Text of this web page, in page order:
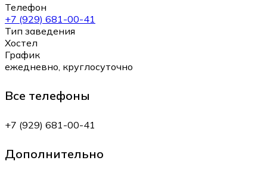
Телефон
+7 (929) 681-00-41
Тип заведения
Хостел
График
ежедневно, круглосуточно
Все телефоны
+7 (929) 681-00-41
Дополнительно